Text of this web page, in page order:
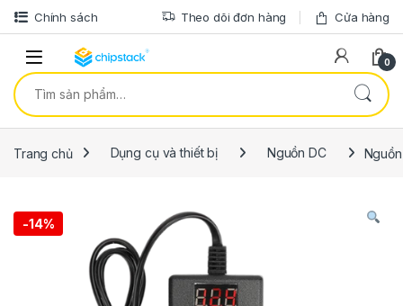
Bỏ qua để điều hướng
Bỏ qua nội dung
Chính sách Theo dõi đơn hàng Cửa hàng
0
Tìm kiếm:
Trang chủ Dụng cụ và thiết bị Nguồn DC
-14%